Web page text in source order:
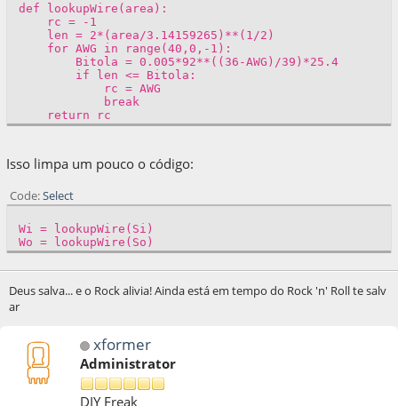
def lookupWire(area):
rc = -1
len = 2*(area/3.14159265)**(1/2)
for AWG in range(40,0,-1):
Bitola = 0.005*92**((36-AWG)/39)*25.4
if len <= Bitola:
rc = AWG
break
return rc
Isso limpa um pouco o código:
Code Select
Wi = lookupWire(Si)
Wo = lookupWire(So)
Deus salva... e o Rock alivia! Ainda está em tempo do Rock 'n' Roll te salv
ar
xformer
Administrator
DIY Freak